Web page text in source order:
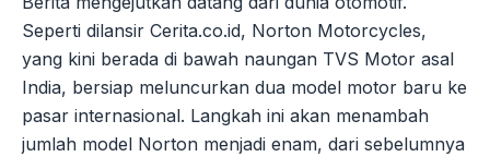
Seperti dilansir Cerita.co.id, Norton Motorcycles,
yang kini berada di bawah naungan TVS Motor asal
India, bersiap meluncurkan dua model motor baru ke
pasar internasional. Langkah ini akan menambah
jumlah model Norton menjadi enam, dari sebelumnya